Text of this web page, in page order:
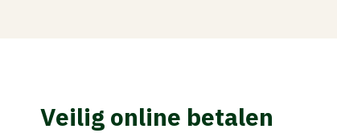
Veilig online betalen